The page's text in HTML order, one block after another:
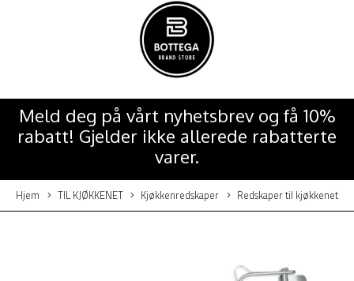
Meld deg på vårt nyhetsbrev og få 10%
rabatt! Gjelder ikke allerede rabatterte
varer.
Hjem TIL KJØKKENET Kjøkkenredskaper Redskaper til kjøkkenet